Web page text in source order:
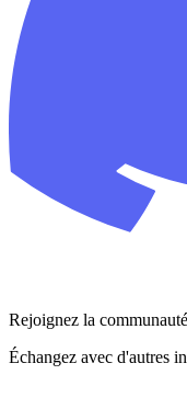
Rejoignez la
Échangez avec d'autres